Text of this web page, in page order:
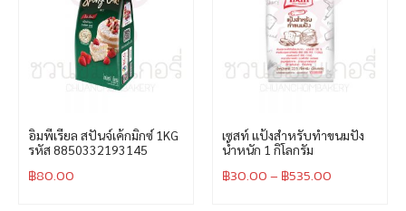
อิมพีเรียล สปันจ์เค้กมิกซ์ 1KG
รหัส 8850332193145
฿80.00
เซสท์ แป้งสำหรับทำขนมปัง
น้ำหนัก 1 กิโลกรัม
฿30.00– ฿535.00